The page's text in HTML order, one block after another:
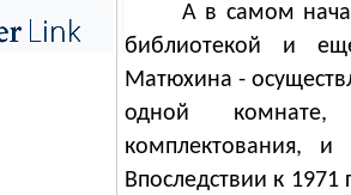
А в самом
библиотекой и
Матюхина -
одной
комплектования,
Впоследствии к